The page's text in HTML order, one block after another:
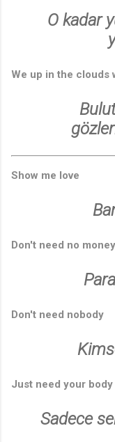
O kadar
We up in the clouds
Show me love
Don't need no money
Don't need nobody
Just need your body
Sadece